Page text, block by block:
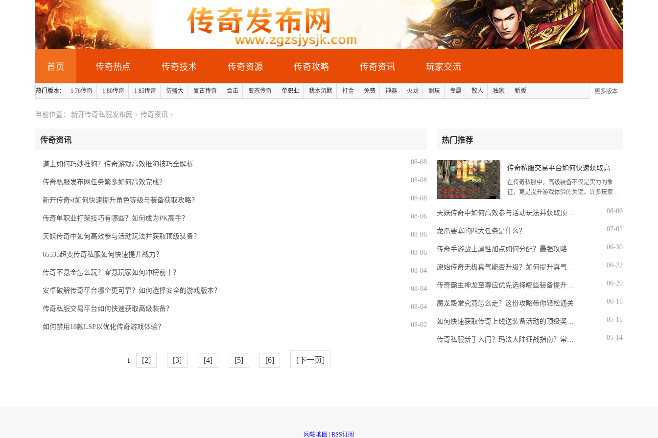
首页 传奇热点 传奇技术 传奇资源 传奇攻略 传奇资讯 玩家交流
热门版本： 1.76传奇 1.80传奇 1.85传奇 仿盛大 复古传奇 合击 变态传奇 单职业 我本沉默 打金 免费 神器 火龙 耐玩 专属 散人 独家 新版 更多版本
当前位置： 新开传奇私服发布网 > 传奇资讯 >
传奇资讯
道士如何巧妙推狗？传奇游戏高效推狗技巧全解析 08-08
传奇私服发布网任务繁多如何高效完成？ 08-08
新开传奇sf如何快速提升角色等级与装备获取攻略？ 08-08
传奇单职业打架技巧有哪些？如何成为PK高手？ 08-06
天妖传奇中如何高效参与活动玩法并获取顶级装备？ 08-06
65535超变传奇私服如何快速提升战力？ 08-06
传奇不氪金怎么玩？零氪玩家如何冲榜前十？ 08-04
安卓破解传奇平台哪个更可靠？如何选择安全的游戏版本？ 08-04
传奇私服交易平台如何快速获取高级装备？ 08-04
如何禁用18款LSP以优化传奇游戏体验？ 08-02
1 [2] [3] [4] [5] [6] [下一页]
热门推荐
传奇私服交易平台如何快速获取高级装备？
在传奇私服中，高级装备不仅是实力的象
征，更是提升游戏体验的关键。许多玩家在
有限等问题。本文将针对私服交易平台的特
天妖传奇中如何高效参与活动玩法并获取顶级装备？ 08-06
龙爪要塞的四大任务是什么？ 07-02
传奇手游战士属性加点如何分配？最强攻略解析 06-30
原始传奇无极真气能否升级？如何提升真气等级？ 06-22
传奇霸主神龙至尊应优先选择哪些装备提升战力？ 06-20
魔龙殿堂究竟怎么走？这份攻略带你轻松通关 06-16
如何快速获取传奇上线送装备活动的顶级奖励？ 05-16
传奇私服新手入门？玛法大陆征战指南？常见问题全解答 05-14
网站地图 RSS订阅